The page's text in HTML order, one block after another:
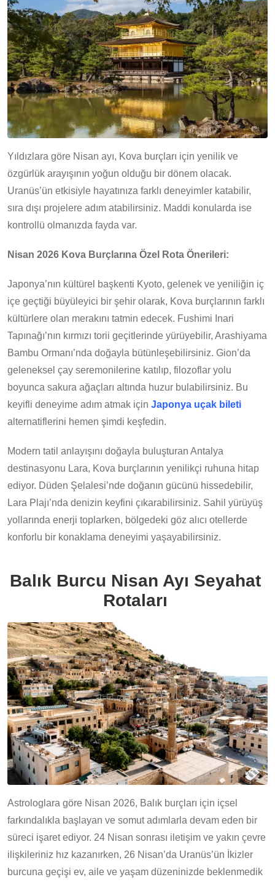
Yıldızlara göre Nisan ayı, Kova burçları için yenilik ve
özgürlük arayışının yoğun olduğu bir dönem olacak.
Uranüs’ün etkisiyle hayatınıza farklı deneyimler katabilir,
sıra dışı projelere adım atabilirsiniz. Maddi konularda ise
kontrollü olmanızda fayda var.
Nisan 2026 Kova Burçlarına Özel Rota Önerileri:
Japonya’nın kültürel başkenti Kyoto, gelenek ve yeniliğin iç
içe geçtiği büyüleyici bir şehir olarak, Kova burçlarının farklı
kültürlere olan merakını tatmin edecek. Fushimi Inari
Tapınağı’nın kırmızı torii geçitlerinde yürüyebilir, Arashiyama
Bambu Ormanı’nda doğayla bütünleşebilirsiniz. Gion’da
geleneksel çay seremonilerine katılıp, filozoflar yolu
boyunca sakura ağaçları altında huzur bulabilirsiniz. Bu
keyifli deneyime adım atmak için Japonya uçak bileti
alternatiflerini hemen şimdi keşfedin.
Modern tatil anlayışını doğayla buluşturan Antalya
destinasyonu Lara, Kova burçlarının yenilikçi ruhuna hitap
ediyor. Düden Şelalesi’nde doğanın gücünü hissedebilir,
Lara Plajı’nda denizin keyfini çıkarabilirsiniz. Sahil yürüyüş
yollarında enerji toplarken, bölgedeki göz alıcı otellerde
konforlu bir konaklama deneyimi yaşayabilirsiniz.
Balık Burcu Nisan Ayı Seyahat
Rotaları
Astrologlara göre Nisan 2026, Balık burçları için içsel
farkındalıkla başlayan ve somut adımlarla devam eden bir
süreci işaret ediyor. 24 Nisan sonrası iletişim ve yakın çevre
ilişkileriniz hız kazanırken, 26 Nisan’da Uranüs’ün İkizler
burcuna geçişi ev, aile ve yaşam düzeninizde beklenmedik